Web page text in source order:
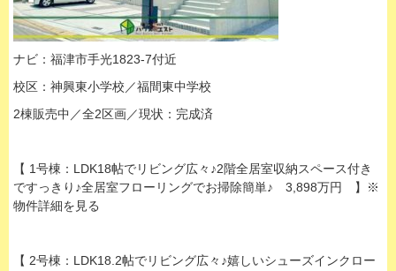
ナビ：福津市手光1823-7付近
校区：神興東小学校／福間東中学校
2棟販売中／全2区画／現状： 完成済
【 1号棟：LDK18帖でリビング広々♪2階全居室収納スペース付き
ですっきり♪全居室フローリングでお掃除簡単♪ 3,898万円 】※
物件詳細を見る
【 2号棟：LDK18.2帖でリビング広々♪嬉しいシューズインクロー